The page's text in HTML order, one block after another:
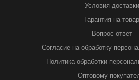
Условия доставки
Гарантия на товар
Вопрос-ответ
Согласие на обработку
Политика обработки
Оптовому